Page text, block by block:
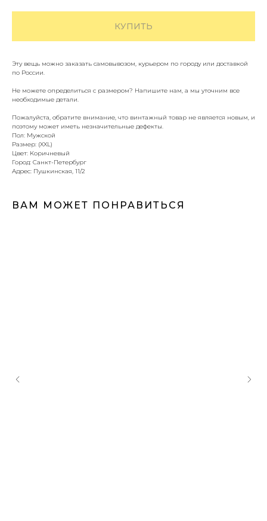
КУПИТЬ
Эту вещь можно заказать самовывозом, курьером по городу или доставкой
по России.
Не можете определиться с размером? Напишите нам, а мы уточним все
необходимые детали.
Пожалуйста, обратите внимание, что винтажный товар не является новым, и
поэтому может иметь незначительные дефекты.
Пол: Мужской
Размер: (XXL)
Цвет: Коричневый
Город: Санкт-Петербург
Адрес: Пушкинская, 11/2
ВАМ МОЖЕТ ПОНРАВИТЬСЯ